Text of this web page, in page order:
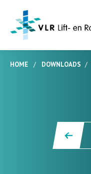
HOME / DOWNLOADS /